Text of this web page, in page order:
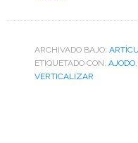
sobre
verticalización
de
ARCHIVADO BAJO:
ETIQUETADO CON: AJODO,
VERTICALIZAR